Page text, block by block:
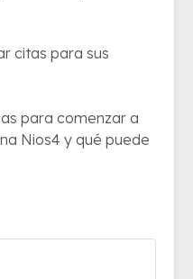
citas para sus
para comenzar a
Nios4 y qué puede